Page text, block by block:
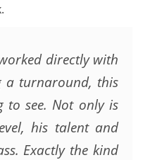
directly with
a turnaround, this
to see. Not only is
his talent and
Exactly the kind